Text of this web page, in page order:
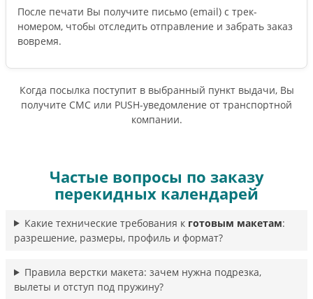
После печати Вы получите письмо (email) c трек-
номером, чтобы отследить отправление и забрать заказ
вовремя.
Когда посылка поступит в выбранный пункт выдачи, Вы
получите СМС или PUSH-уведомление от транспортной
компании.
Частые вопросы по заказу
перекидных календарей
Какие технические требования к готовым макетам:
разрешение, размеры, профиль и формат?
Правила верстки макета: зачем нужна подрезка,
вылеты и отступ под пружину?